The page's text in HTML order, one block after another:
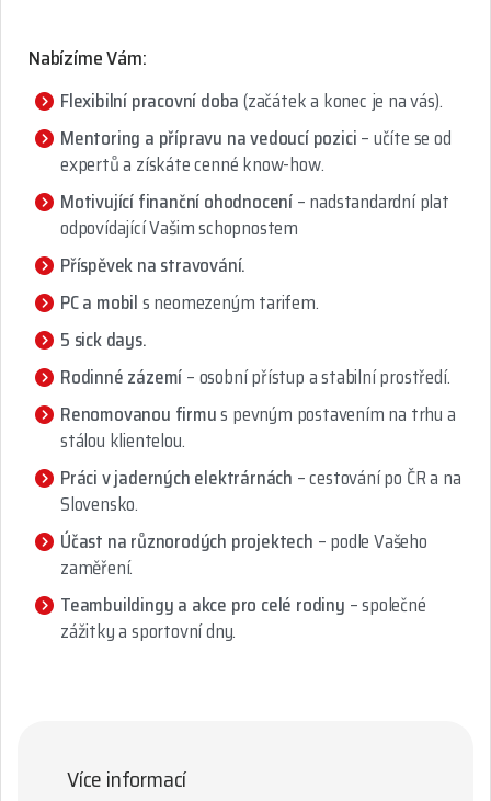
Nabízíme Vám:
Flexibilní pracovní doba(začátek a konec je na vás).
Mentoring a přípravu na vedoucí pozici– učíte se od
expertů a získáte cenné know-how.
Motivující finanční ohodnocení– nadstandardní plat
odpovídající Vašim schopnostem
Příspěvek na stravování.
PC a mobils neomezeným tarifem.
5 sick days.
Rodinné zázemí– osobní přístup a stabilní prostředí.
Renomovanou firmus pevným postavením na trhu a
stálou klientelou.
Práci v jaderných elektrárnách – cestování po ČR a na
Slovensko.
Účast na různorodých projektech – podle Vašeho
zaměření.
Teambuildingy a akce pro celé rodiny – společné
zážitky a sportovní dny.
Více informací